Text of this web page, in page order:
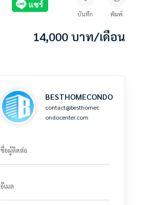
บันทึก
พิมพ์
14,000 บาท/เดือน
BESTHOMECONDO
contact@besthomec
ondocenter.com
ชื่อผู้ติดต่อ
อีเมล